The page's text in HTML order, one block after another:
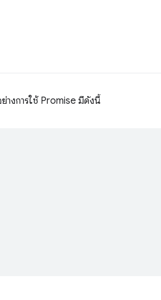
งการใช้ Promise มีดังนี้